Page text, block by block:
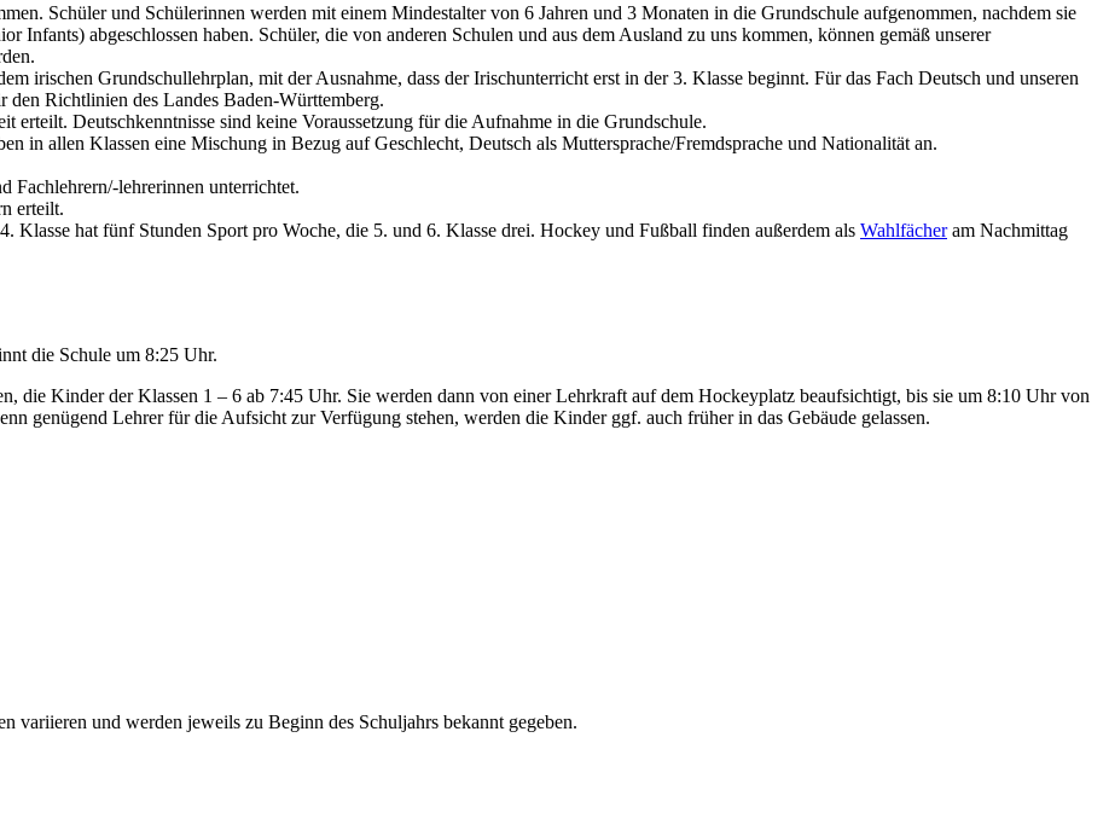
Schüler und Schülerinnen werden mit einem Mindestalter von 6 Jahren und 3 Monaten in die Grundschule aufgenommen, nachdem sie
Infants) abgeschlossen haben. Schüler, die von anderen Schulen und aus dem Ausland zu uns kommen, können gemäß unserer
irischen Grundschullehrplan, mit der Ausnahme, dass der Irischunterricht erst in der 3. Klasse beginnt. Für das Fach Deutsch und unseren
Richtlinien des Landes Baden-Württemberg.
erteilt. Deutschkenntnisse sind keine Voraussetzung für die Aufnahme in die Grundschule.
in allen Klassen eine Mischung in Bezug auf Geschlecht, Deutsch als Muttersprache/Fremdsprache und Nationalität an.
Fachlehrern/-lehrerinnen unterrichtet.
erteilt.
Klasse hat fünf Stunden Sport pro Woche, die 5. und 6. Klasse drei. Hockey und Fußball finden außerdem als Wahlfächeram Nachmittag
die Schule um 8:25 Uhr.
die Kinder der Klassen 1 – 6 ab 7:45 Uhr. Sie werden dann von einer Lehrkraft auf dem Hockeyplatz beaufsichtigt, bis sie um 8:10 Uhr von
genügend Lehrer für die Aufsicht zur Verfügung stehen, werden die Kinder ggf. auch früher in das Gebäude gelassen.
variieren und werden jeweils zu Beginn des Schuljahrs bekannt gegeben.